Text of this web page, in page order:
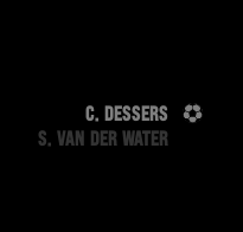
C. DESSERS
S. VAN DER WATER